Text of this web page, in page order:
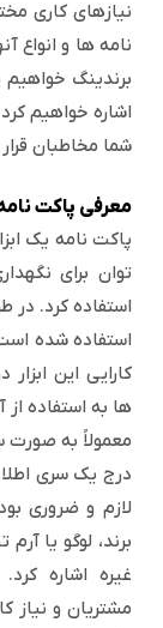
نیازهای کاری
نامه ها و انواع
برندینگ
اشاره خواهیم
شما مخاطبان
معرفی پاکت
پاکت نامه یک
توان برای
استفاده کرد. در
استفاده شده
کارایی این
ها به استفاده از
معمولاً به
درج یک سری
لازم و ضروری
برند، لوگو یا
غیره اشاره
مشتریان و نیاز